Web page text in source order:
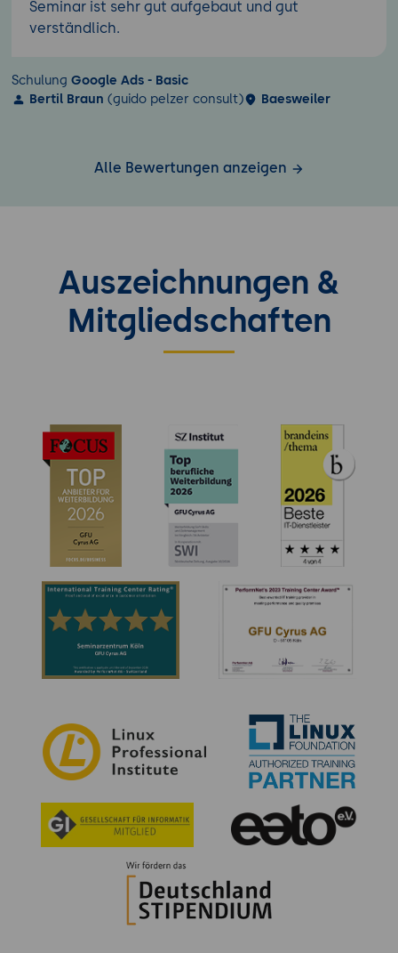
Seminar ist sehr gut aufgebaut und gut
verständlich.
Schulung Google Ads - Basic
Bertil Braun (guido pelzer consult) Baesweiler
Alle Bewertungen anzeigen
Auszeichnungen &
Mitgliedschaften